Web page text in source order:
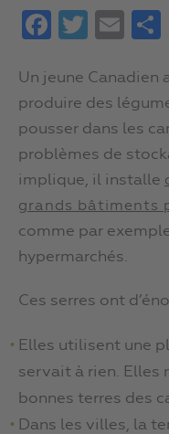
FacebookTwitterEmail
Un jeune Canadien
produire des
pousser dans les
problèmes de
implique, il installe
grands bâtiments
comme par
hypermarchés.
Ces serres ont
Elles utilisent une
servait à rien. Elles
bonnes terres des
Dans les villes, la